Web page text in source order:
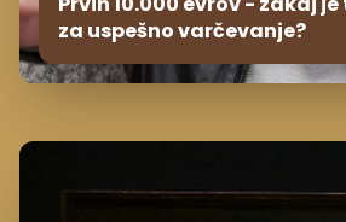
za uspešno varčevanje?